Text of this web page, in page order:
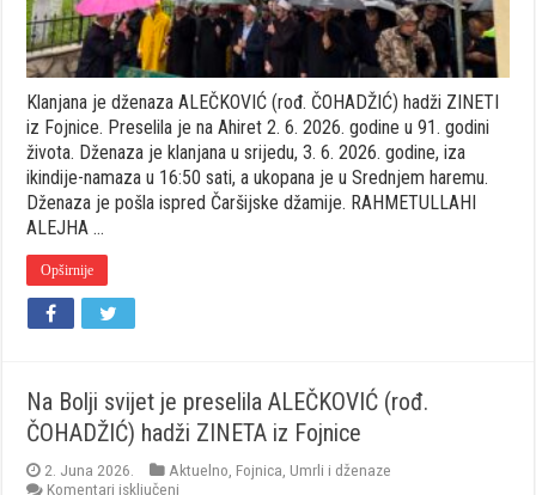
Klanjana je dženaza ALEČKOVIĆ (rođ. ČOHADŽIĆ) hadži ZINETI
iz Fojnice. Preselila je na Ahiret 2. 6. 2026. godine u 91. godini
života. Dženaza je klanjana u srijedu, 3. 6. 2026. godine, iza
ikindije-namaza u 16:50 sati, a ukopana je u Srednjem haremu.
Dženaza je pošla ispred Čaršijske džamije. RAHMETULLAHI
ALEJHA …
Opširnije
Na Bolji svijet je preselila ALEČKOVIĆ (rođ.
ČOHADŽIĆ) hadži ZINETA iz Fojnice
2. Juna 2026. Aktuelno Fojnica Umrli i dženaze
Komentari isključeni